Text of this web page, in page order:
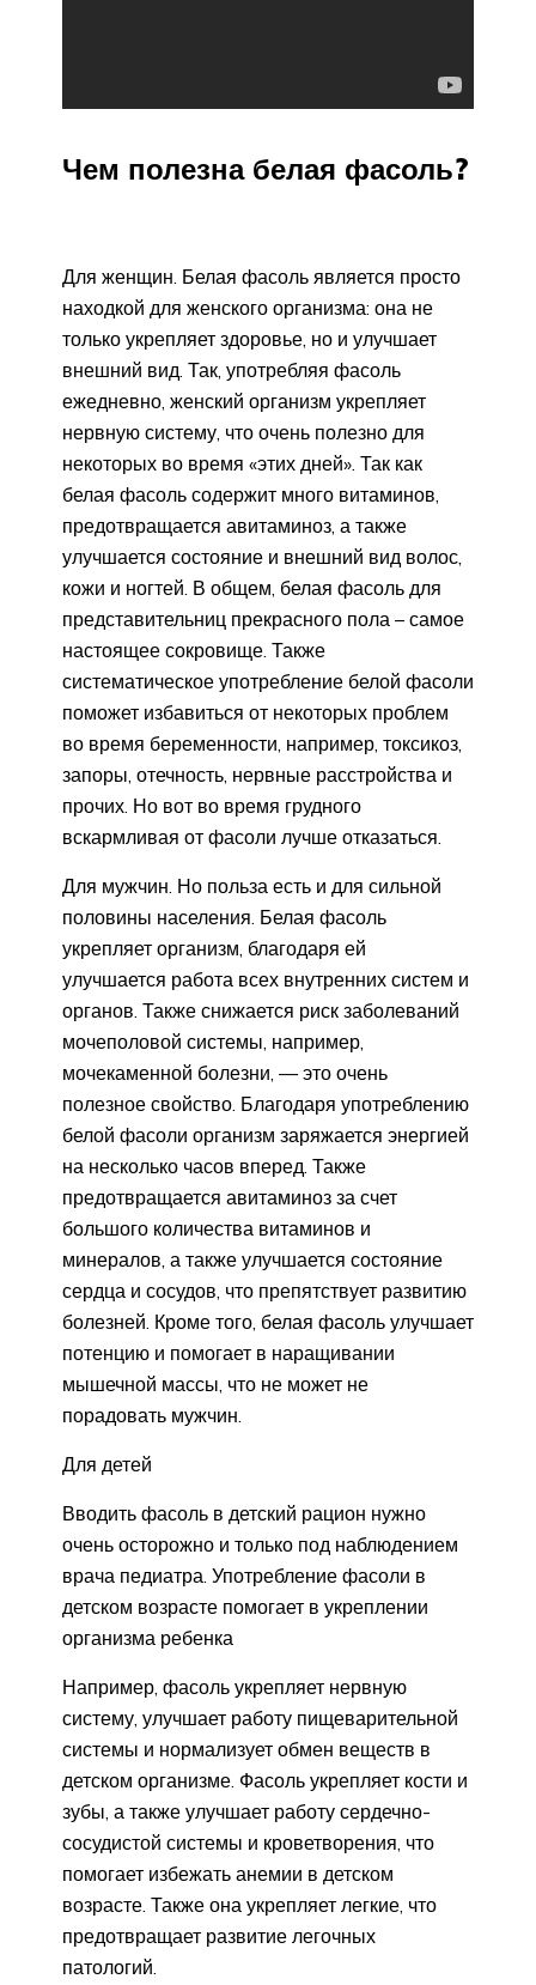
Чем полезна белая фасоль?
Для женщин. Белая фасоль является просто
находкой для женского организма: она не
только укрепляет здоровье, но и улучшает
внешний вид. Так, употребляя фасоль
ежедневно, женский организм укрепляет
нервную систему, что очень полезно для
некоторых во время «этих дней». Так как
белая фасоль содержит много витаминов,
предотвращается авитаминоз, а также
улучшается состояние и внешний вид волос,
кожи и ногтей. В общем, белая фасоль для
представительниц прекрасного пола – самое
настоящее сокровище. Также
систематическое употребление белой фасоли
поможет избавиться от некоторых проблем
во время беременности, например, токсикоз,
запоры, отечность, нервные расстройства и
прочих. Но вот во время грудного
вскармливая от фасоли лучше отказаться.
Для мужчин. Но польза есть и для сильной
половины населения. Белая фасоль
укрепляет организм, благодаря ей
улучшается работа всех внутренних систем и
органов. Также снижается риск заболеваний
мочеполовой системы, например,
мочекаменной болезни, — это очень
полезное свойство. Благодаря употреблению
белой фасоли организм заряжается энергией
на несколько часов вперед. Также
предотвращается авитаминоз за счет
большого количества витаминов и
минералов, а также улучшается состояние
сердца и сосудов, что препятствует развитию
болезней. Кроме того, белая фасоль улучшает
потенцию и помогает в наращивании
мышечной массы, что не может не
порадовать мужчин.
Для детей
Вводить фасоль в детский рацион нужно
очень осторожно и только под наблюдением
врача педиатра. Употребление фасоли в
детском возрасте помогает в укреплении
организма ребенка
Например, фасоль укрепляет нервную
систему, улучшает работу пищеварительной
системы и нормализует обмен веществ в
детском организме. Фасоль укрепляет кости и
зубы, а также улучшает работу сердечно-
сосудистой системы и кроветворения, что
помогает избежать анемии в детском
возрасте. Также она укрепляет легкие, что
предотвращает развитие легочных
патологий.